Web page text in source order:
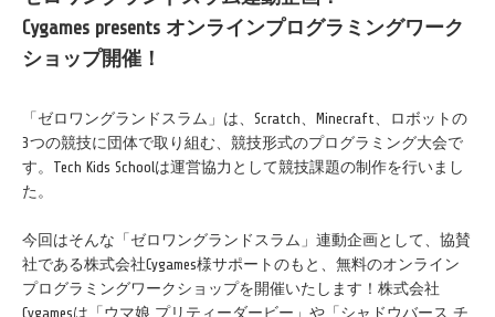
Cygames presents オンラインプログラミングワーク
ショップ開催！
「ゼロワングランドスラム」は、Scratch、Minecraft、ロボットの
3つの競技に団体で取り組む、競技形式のプログラミング大会で
す。Tech Kids Schoolは運営協力として競技課題の制作を行いまし
た。
今回はそんな「ゼロワングランドスラム」連動企画として、協賛
社である株式会社Cygames様サポートのもと、無料のオンライン
プログラミングワークショップを開催いたします！株式会社
Cygamesは「ウマ娘 プリティーダービー」や「シャドウバース チ